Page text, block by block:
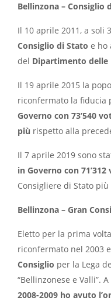
Bellinzona – Consiglio
Il 10 aprile 2011, a soli
Consiglio di Stato e ho
del Dipartimento
Il 19 aprile 2015 la
riconfermato la fiducia
Governo con 73’540
più rispetto alla
Il 7 aprile 2019 sono
in Governo con
Consigliere di Stato più
Bellinzona – Gran
Eletto per la prima
riconfermato nel 2003
Consiglio per la Lega
“Bellinzonese e Valli”.
2008-2009 ho avuto